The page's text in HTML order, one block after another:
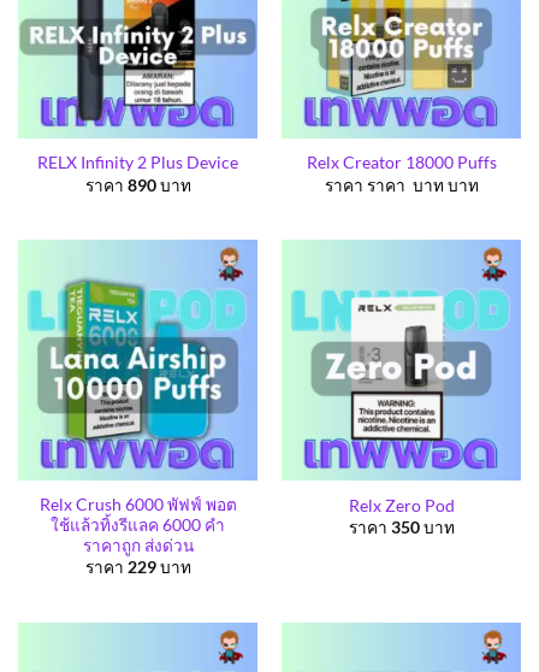
RELX Infinity 2 Plus Device
ราคา 890บาท
Relx Creator 18000 Puffs
ราคา ราคา บาท บาท
Relx Crush 6000 พัฟฟ์ พอต
ใช้แล้วทิ้งรีแลค 6000 คำ
ราคาถูก ส่งด่วน
ราคา 229บาท
Relx Zero Pod
ราคา 350บาท